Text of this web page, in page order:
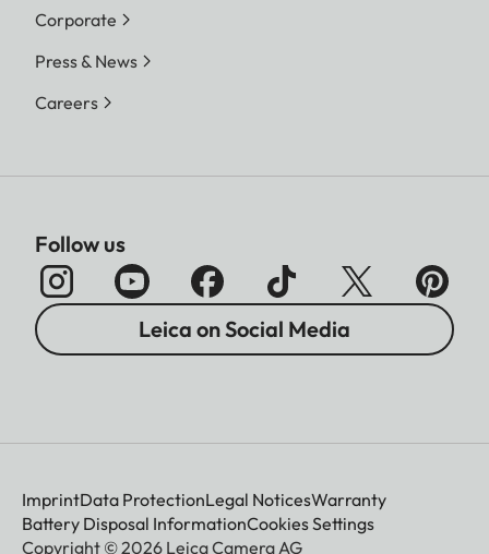
Corporate
Press & News
Careers
Follow us
Leica on Social Media
ImprintData ProtectionLegal NoticesWarranty
Battery Disposal InformationCookies Settings
Copyright © 2026 Leica Camera AG